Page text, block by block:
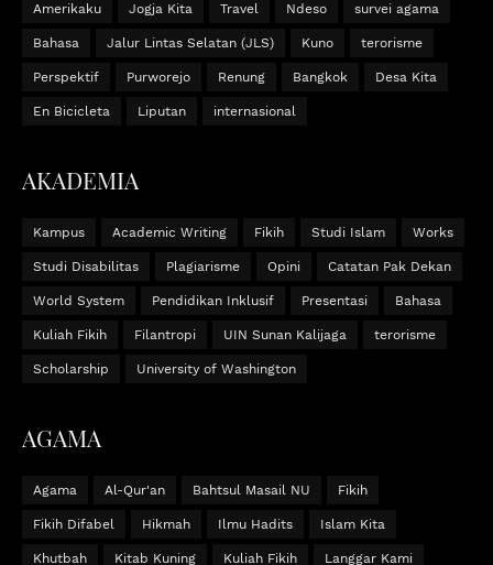
Amerikaku Jogja Kita Travel Ndeso survei agama
Bahasa Jalur Lintas Selatan (JLS) Kuno terorisme
Perspektif Purworejo Renung Bangkok Desa Kita
En Bicicleta Liputan internasional
AKADEMIA
Kampus Academic Writing Fikih Studi Islam Works
Studi Disabilitas Plagiarisme Opini Catatan Pak Dekan
World System Pendidikan Inklusif Presentasi Bahasa
Kuliah Fikih Filantropi UIN Sunan Kalijaga terorisme
Scholarship University of Washington
AGAMA
Agama Al-Qur'an Bahtsul Masail NU Fikih
Fikih Difabel Hikmah Ilmu Hadits Islam Kita
Khutbah Kitab Kuning Kuliah Fikih Langgar Kami